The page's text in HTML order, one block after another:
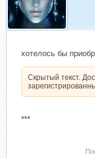
хотелось бы
Скрытый текст.
***